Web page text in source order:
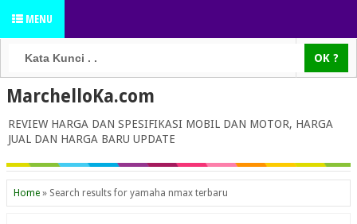
MENU
MarchelloKa.com
REVIEW HARGA DAN SPESIFIKASI MOBIL DAN MOTOR, HARGA
JUAL DAN HARGA BARU UPDATE
Home » Search results for yamaha nmax terbaru